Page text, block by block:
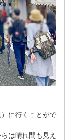
に行くことがで
は晴れ間も見え